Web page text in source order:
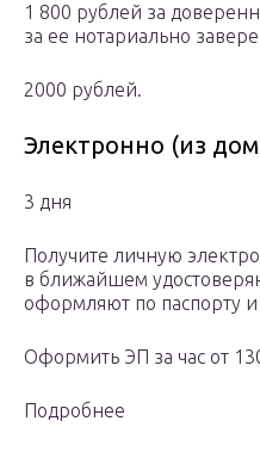
1 800 рублей за
за ее нотариально
2000 рублей.
Электронно (из
3 дня
Получите личную
в ближайшем
оформляют по паспорту
Оформить ЭП за час от
Подробнее